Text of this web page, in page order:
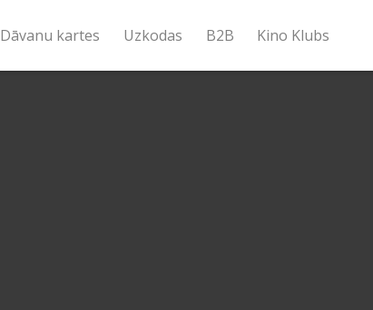
Dāvanu kartes Uzkodas B2B Kino Klubs